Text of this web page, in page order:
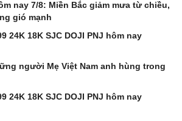
nay 7/8: Miền Bắc giảm mưa từ chiều,
gió mạnh
24K 18K SJC DOJI PNJ hôm nay
người Mẹ Việt Nam anh hùng trong
24K 18K SJC DOJI PNJ hôm nay